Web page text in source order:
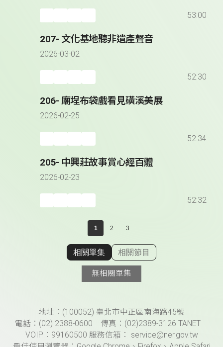
53:00
207- 文化基地聽非遺產聲音
2026-03-02
52:30
206- 廟埕布袋戲看見磺溪美展
2026-02-25
52:34
205- 中興莊故事賞心經百體
2026-02-23
52:32
1 2 3
顯示相關單集
相關單集 相關節目
無相關單集
頁尾資訊地址：(100052) 臺北市中正區南海路45號
電話：(02) 2388-0600 傳真：(02)2389-3126 TANET
VOIP：99160500 服務信箱： service@ner.gov.tw